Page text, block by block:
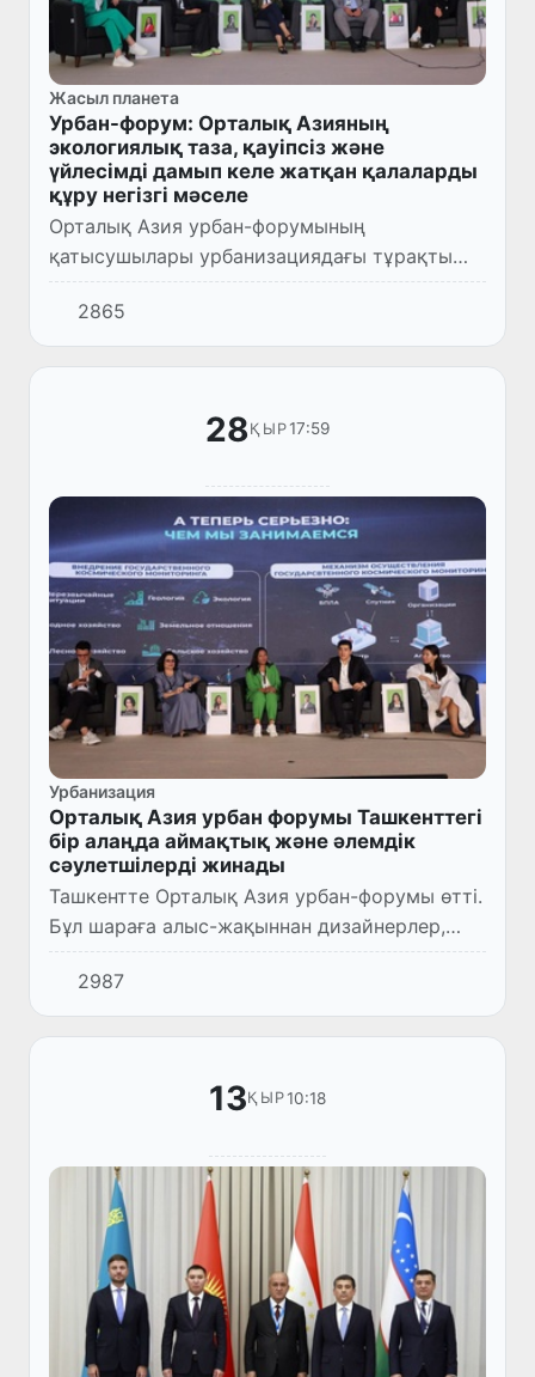
Жасыл планета
Урбан-форум: Орталық Азияның
экологиялық таза, қауіпсіз және
үйлесімді дамып келе жатқан қалаларды
құру негізгі мәселе
Орталық Азия урбан-форумының
қатысушылары урбанизациядағы тұрақты
даму қағидаттарын ілгерілету жөніндегі
қорытынды декларацияға қол қойды.
2865
28ҚЫР17:59
Урбанизация
Орталық Азия урбан форумы Ташкенттегі
бір алаңда аймақтық және әлемдік
сәулетшілерді жинады
Ташкентте Орталық Азия урбан-форумы өтті.
Бұл шараға алыс-жақыннан дизайнерлер,
сәулетшілер мен қала құрылысшыларын
тартатын орталыққа айналды.
2987
13ҚЫР10:18